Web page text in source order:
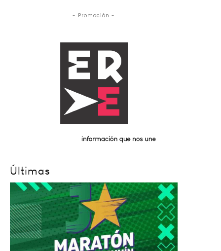
- Promoción -
Últimas